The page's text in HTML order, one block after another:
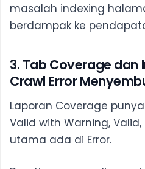
masalah indexing
berdampak ke
3. Tab Coverage dan
Crawl Error
Laporan Coverage
Valid with Warning, Valid,
utama ada di Error.